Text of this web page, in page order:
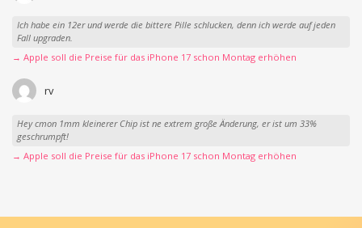
Ich habe ein 12er und werde die bittere Pille schlucken, denn ich werde auf jeden
Fall upgraden.
→ Apple soll die Preise für das iPhone 17 schon Montag erhöhen
rv
Hey cmon 1mm kleinerer Chip ist ne extrem große Änderung, er ist um 33%
geschrumpft!
→ Apple soll die Preise für das iPhone 17 schon Montag erhöhen